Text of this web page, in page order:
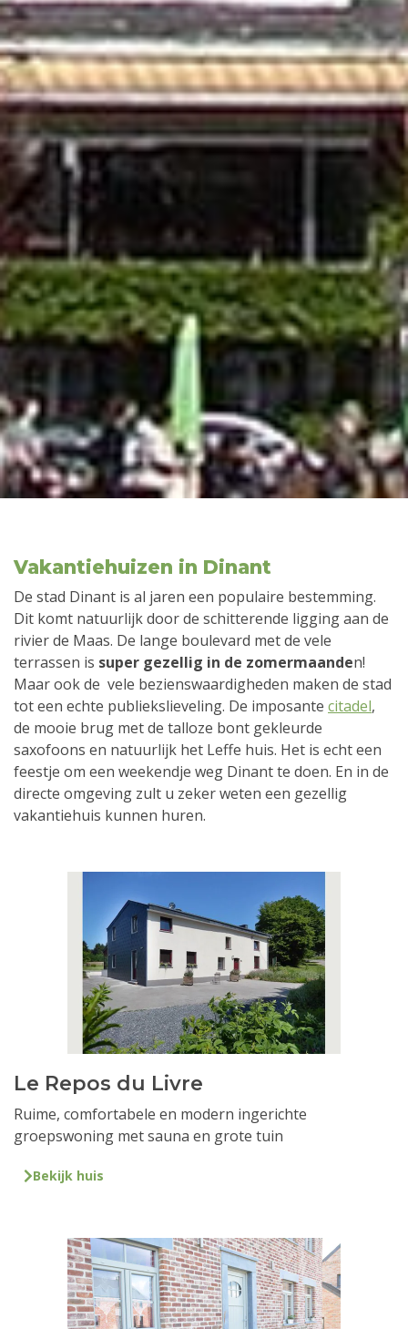
Vakantiehuizen in Dinant
De stad Dinant is al jaren een populaire bestemming.
Dit komt natuurlijk door de schitterende ligging aan de
rivier de Maas. De lange boulevard met de vele
terrassen is super gezellig in de zomermaanden!
Maar ook de vele bezienswaardigheden maken de stad
tot een echte publiekslieveling. De imposante citadel,
de mooie brug met de talloze bont gekleurde
saxofoons en natuurlijk het Leffe huis. Het is echt een
feestje om een weekendje weg Dinant te doen. En in de
directe omgeving zult u zeker weten een gezellig
vakantiehuis kunnen huren.
Le Repos du Livre
Ruime, comfortabele en modern ingerichte
groepswoning met sauna en grote tuin
Bekijk huis